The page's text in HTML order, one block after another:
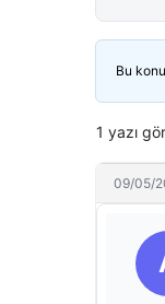
Bu
1 yazı
09/05/